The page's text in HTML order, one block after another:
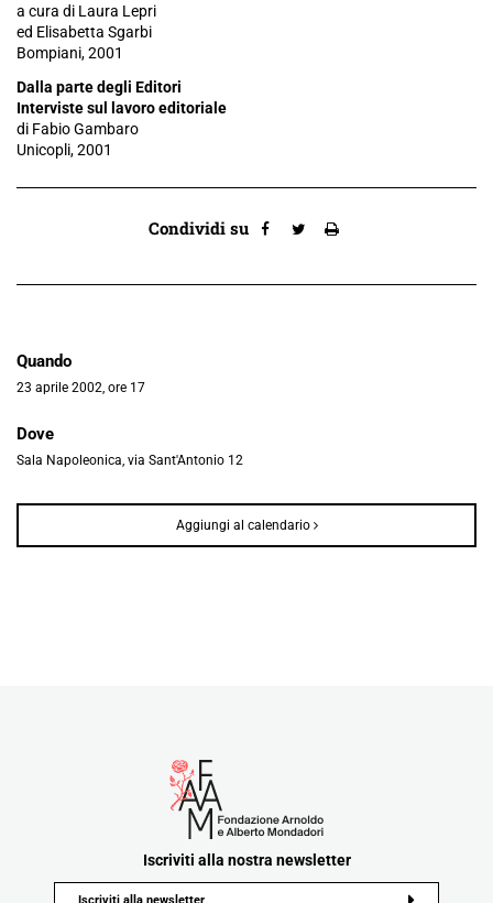
Quando
23 aprile 2002, ore 17
Dove
Sala Napoleonica, via Sant'Antonio 12
Aggiungi al calendario
Condividi su
a cura di Laura Lepri
ed Elisabetta Sgarbi
Bompiani, 2001
Dalla parte degli Editori
Interviste sul lavoro editoriale
di Fabio Gambaro
Unicopli, 2001
Iscriviti alla nostra newsletter